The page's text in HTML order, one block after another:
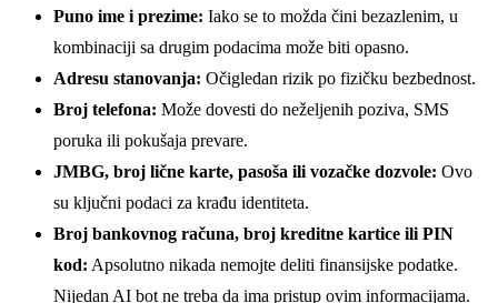
Puno ime i prezime: Iako se to možda čini bezazlenim, u
kombinaciji sa drugim podacima može biti opasno.
Adresu stanovanja: Očigledan rizik po fizičku bezbednost.
Broj telefona: Može dovesti do neželjenih poziva, SMS
poruka ili pokušaja prevare.
JMBG, broj lične karte, pasoša ili vozačke dozvole: Ovo
su ključni podaci za krađu identiteta.
Broj bankovnog računa, broj kreditne kartice ili PIN
kod: Apsolutno nikada nemojte deliti finansijske podatke.
Nijedan AI bot ne treba da ima pristup ovim informacijama.